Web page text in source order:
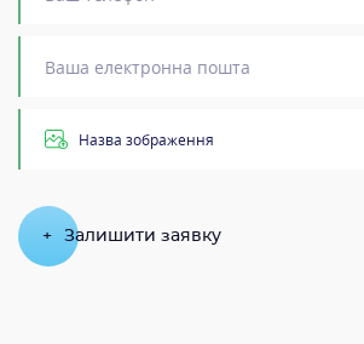
Назва зображення
+ Залишити заявку